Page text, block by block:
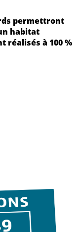
permettront
habitat
réalisés à 100 %